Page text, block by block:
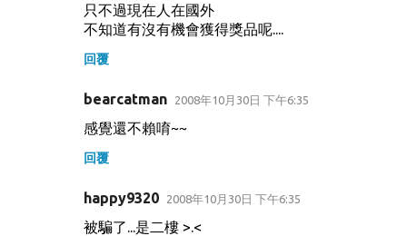
只不過現在人在國外
不知道有沒有機會獲得獎品呢....
回覆
bearcatman 2008年10月30日 下午6:35
感覺還不賴唷~~
回覆
happy9320 2008年10月30日 下午6:35
被騙了...是二樓 >.<